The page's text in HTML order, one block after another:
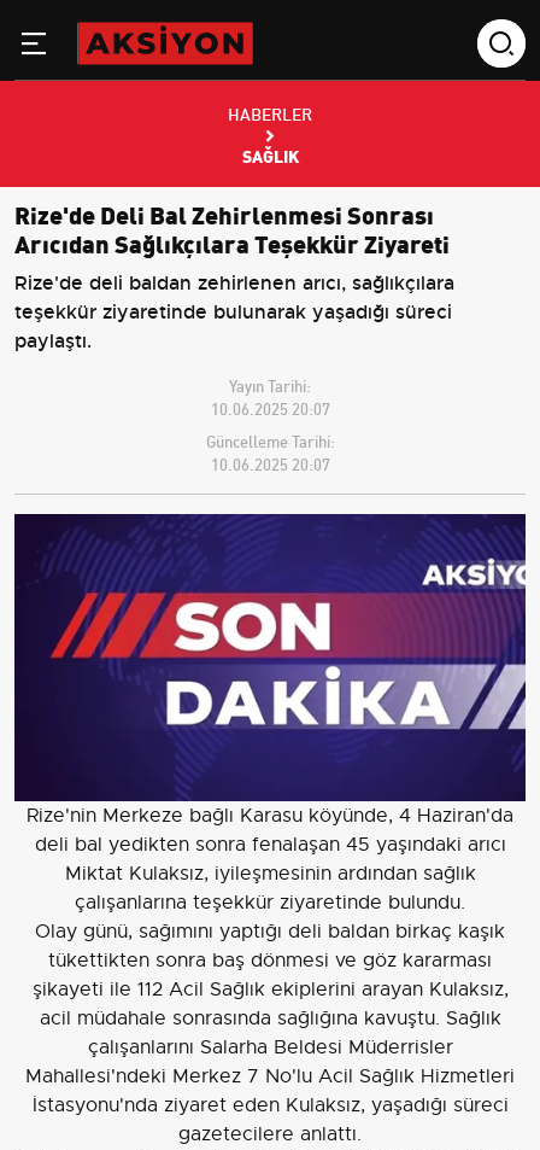
HABERLER
SAĞLIK
Rize'de Deli Bal Zehirlenmesi Sonrası
Arıcıdan Sağlıkçılara Teşekkür Ziyareti
Rize'de deli baldan zehirlenen arıcı, sağlıkçılara
teşekkür ziyaretinde bulunarak yaşadığı süreci
paylaştı.
Yayın Tarihi:
10.06.2025 20:07
Güncelleme Tarihi:
10.06.2025 20:07
Rize'nin Merkeze bağlı Karasu köyünde, 4 Haziran'da
deli bal yedikten sonra fenalaşan 45 yaşındaki arıcı
Miktat Kulaksız, iyileşmesinin ardından sağlık
çalışanlarına teşekkür ziyaretinde bulundu.
Olay günü, sağımını yaptığı deli baldan birkaç kaşık
tükettikten sonra baş dönmesi ve göz kararması
şikayeti ile 112 Acil Sağlık ekiplerini arayan Kulaksız,
acil müdahale sonrasında sağlığına kavuştu. Sağlık
çalışanlarını Salarha Beldesi Müderrisler
Mahallesi'ndeki Merkez 7 No'lu Acil Sağlık Hizmetleri
İstasyonu'nda ziyaret eden Kulaksız, yaşadığı süreci
gazetecilere anlattı.